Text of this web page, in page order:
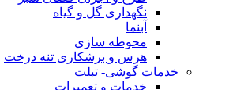
نگهداری گل و گیاه
آبنما
محوطه سازی
هرس و برشکاری تنه درخت
خدمات گوشی- تبلت
خدمات و تعمیرات